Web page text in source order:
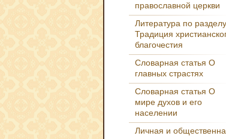
православной церкви
Литература по разделу
Традиция
благочестия
Словарная статья О
главных страстях
Словарная статья О
мире духов и его
населении
Личная и